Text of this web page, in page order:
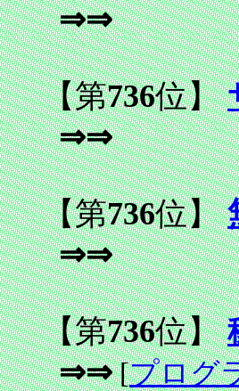
⇒⇒
【第736位】
⇒⇒
【第736位】
⇒⇒
【第736位】
⇒⇒[プログ